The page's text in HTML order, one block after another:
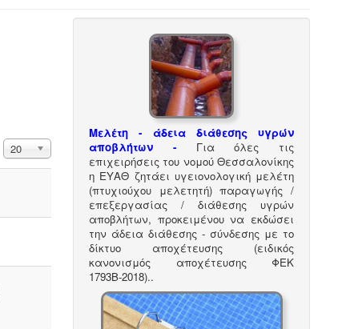
Εμφάνιση #
20
Μελέτη - άδεια διάθεσης υγρών
αποβλήτων -
Για όλες τις
επιχειρήσεις του νομού Θεσσαλονίκης
η ΕΥΑΘ ζητάει υγειονολογική μελέτη
(πτυχιούχου μελετητή) παραγωγής /
επεξεργασίας / διάθεσης υγρών
αποβλήτων, προκειμένου να εκδώσει
την άδεια διάθεσης - σύνδεσης με το
δίκτυο αποχέτευσης (ειδικός
κανονισμός αποχέτευσης ΦΕΚ
1793Β-2018)..